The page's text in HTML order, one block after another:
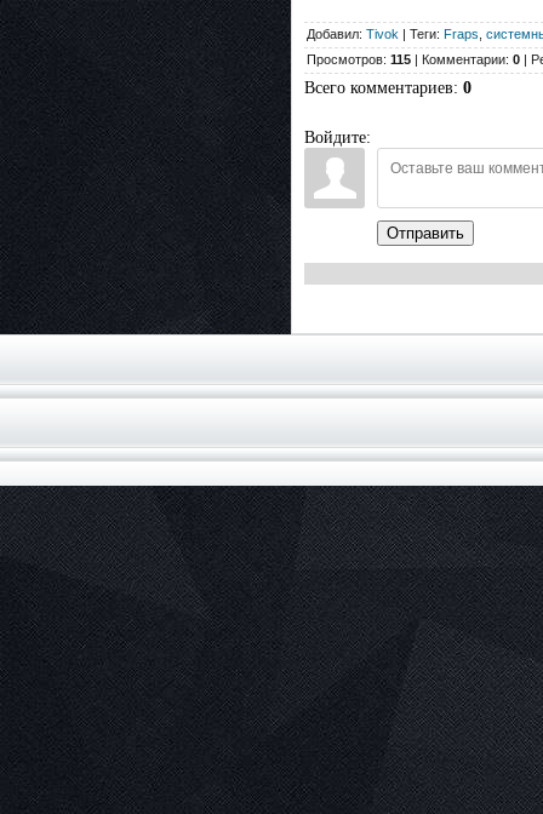
Добавил: Tivok | Теги: Fraps
Просмотров: 115 | Комментарии: 0 |
Всего комментариев: 0
Войдите:
Отправить